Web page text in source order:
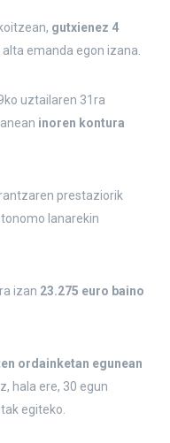
gutxienez 4
alta emanda egon izana.
uztailaren 31ra
inoren kontura
prestaziorik
lanarekin
izan 23.275 euro baino
ordainketan egunean
hala ere, 30 egun
egiteko.